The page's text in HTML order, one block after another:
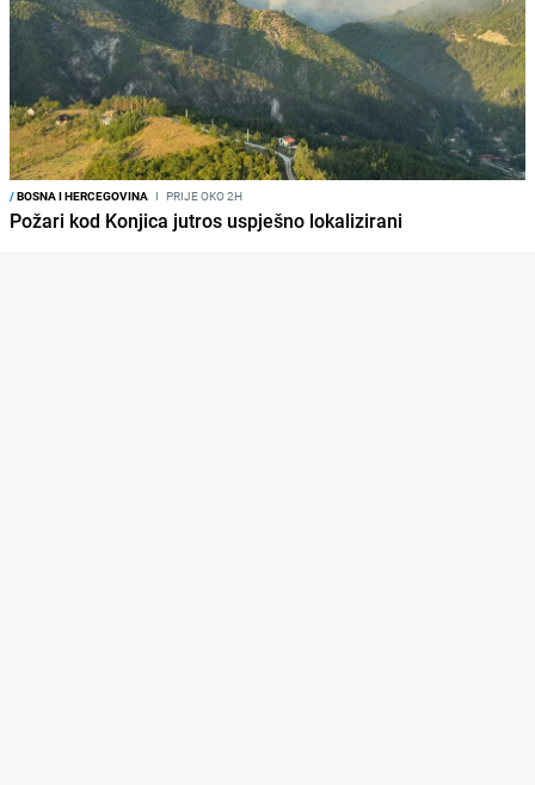
/BOSNA I HERCEGOVINA I PRIJE OKO 2H
Požari kod Konjica jutros uspješno lokalizirani